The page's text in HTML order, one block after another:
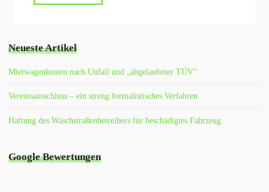
Neueste Artikel
Mietwagenkosten nach Unfall und „abgelaufener TÜV“
Vereinsausschluss – ein streng formalistisches Verfahren
Haftung des Waschstraßenbetreibers für beschädigtes Fahrzeug
Google Bewertungen